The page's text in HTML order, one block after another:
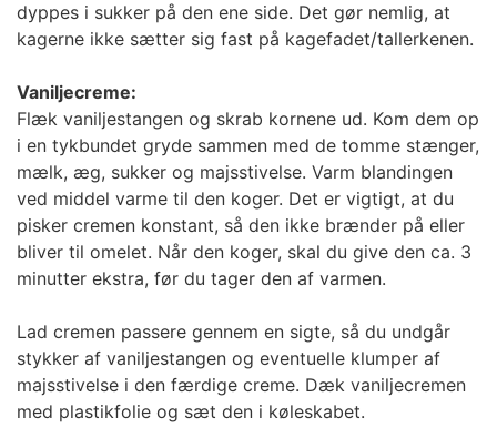
dyppes i sukker på den ene side. Det gør nemlig, at
kagerne ikke sætter sig fast på kagefadet/tallerkenen.
Vaniljecreme:
Flæk vaniljestangen og skrab kornene ud. Kom dem op
i en tykbundet gryde sammen med de tomme stænger,
mælk, æg, sukker og majsstivelse. Varm blandingen
ved middel varme til den koger. Det er vigtigt, at du
pisker cremen konstant, så den ikke brænder på eller
bliver til omelet. Når den koger, skal du give den ca. 3
minutter ekstra, før du tager den af varmen.
Lad cremen passere gennem en sigte, så du undgår
stykker af vaniljestangen og eventuelle klumper af
majsstivelse i den færdige creme. Dæk vaniljecremen
med plastikfolie og sæt den i køleskabet.